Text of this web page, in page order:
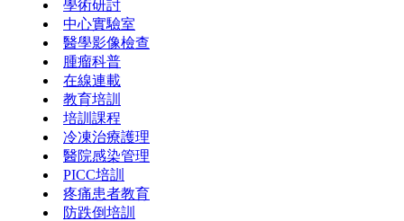
學術研討
中心實驗室
醫學影像檢查
腫瘤科普
在線連載
教育培訓
培訓課程
冷凍治療護理
醫院感染管理
PICC培訓
疼痛患者教育
防跌倒培訓